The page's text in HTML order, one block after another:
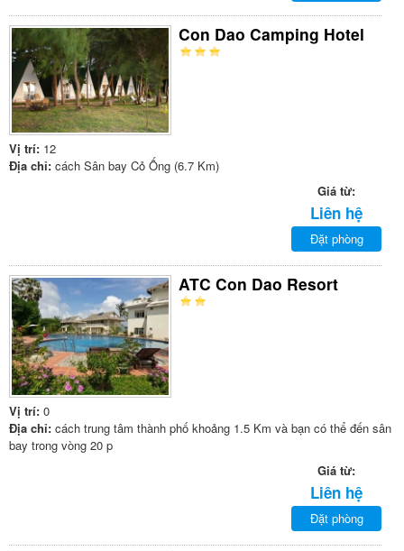
Con Dao Camping Hotel
Vị trí: 12
Địa chỉ: cách Sân bay Cỏ Ống (6.7 Km)
Giá từ:
Liên hệ
Đặt phòng
ATC Con Dao Resort
Vị trí: 0
Địa chỉ: cách trung tâm thành phố khoảng 1.5 Km và bạn có thể đến sân
bay trong vòng 20 p
Giá từ:
Liên hệ
Đặt phòng